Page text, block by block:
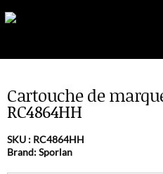
Cartouche de
RC4864HH
SKU : RC4864HH
Brand: Sporlan